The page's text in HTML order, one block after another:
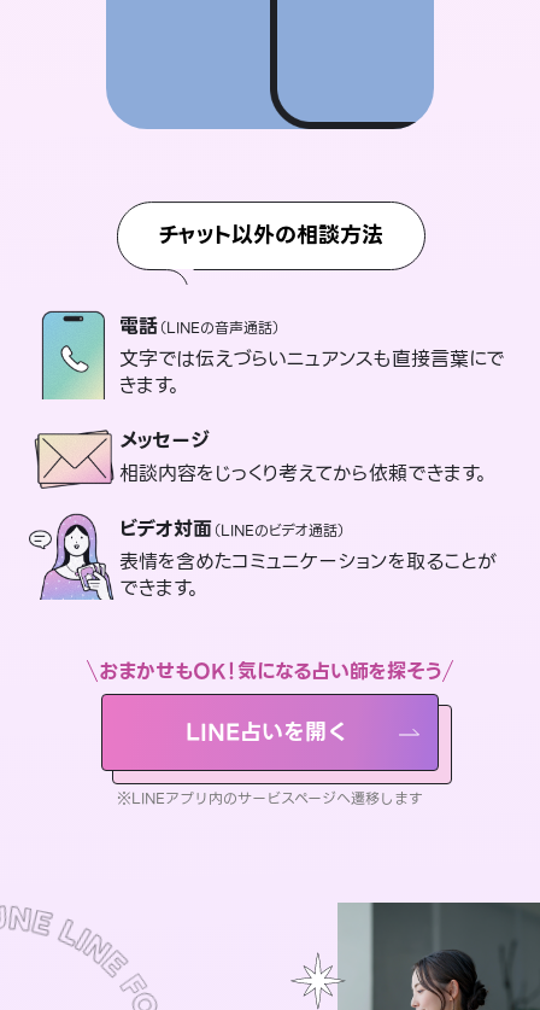
チャット以外の相談方法
電話（LINEの音声通話）
文字では伝えづらいニュアンスも直接言葉にで
きます。
メッセージ
相談内容をじっくり考えてから依頼できます。
ビデオ対面（LINEのビデオ通話）
表情を含めたコミュニケーションを取ることが
できます。
おまかせもOK！気になる占い師を探そう
LINE占いを開く
※LINEアプリ内のサービスページへ遷移します